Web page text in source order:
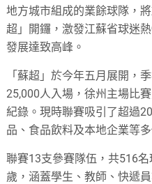
地方城市組成的業餘球隊，
超」開鑼，激發江蘇省球迷
發展達致高峰。
「蘇超」於今年五月展開，
25,000人入場，徐州主場比
紀錄。現時聯賽吸引了超過
品、食品飲料及本地企業等
聯賽13支參賽隊伍，共516
歲，涵蓋學生、教師、快遞